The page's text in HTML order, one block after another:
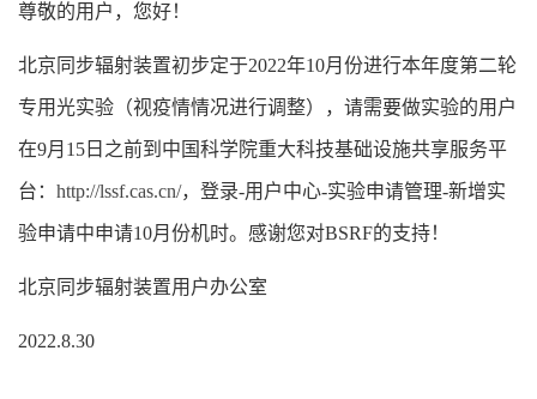
尊敬的用户，您好！
北京同步辐射装置初步定于2022年10月份进行本年度第二轮
专用光实验（视疫情情况进行调整），请需要做实验的用户
在9月15日之前到中国科学院重大科技基础设施共享服务平
台： http://lssf.cas.cn/，登录-用户中心-实验申请管理-新增实
验申请中申请10月份机时。感谢您对BSRF的支持！
北京同步辐射装置用户办公室
2022.8.30